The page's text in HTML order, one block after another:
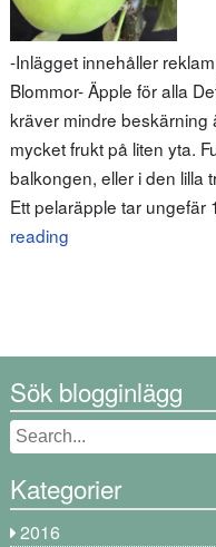
-Inlägget innehåller
Blommor- Äpple för alla
kräver mindre
mycket frukt på liten yta.
balkongen, eller i den lilla
Ett pelaräpple tar ungefär
reading
Sök blogginlägg
Kategorier
2016